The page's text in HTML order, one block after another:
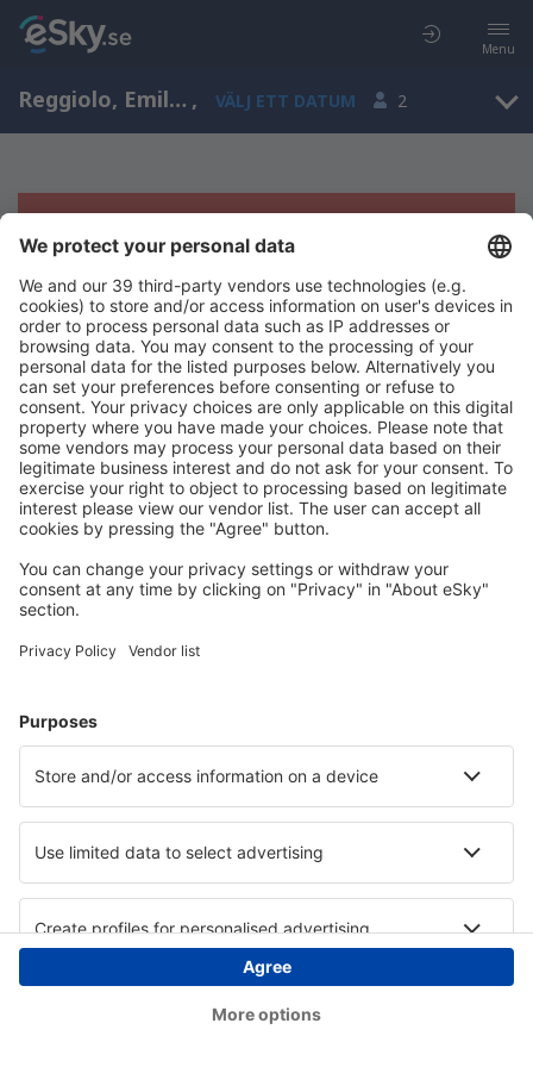
Menu
Reggiolo, Emilia-Romagna, Italien , VÄLJ ETT DATUM 2
Tyvärr, inga resultat för denna sökning
Försök att söka med andra kriterier
Copyright © eSky.se. Alla rättigheter förbehålls.